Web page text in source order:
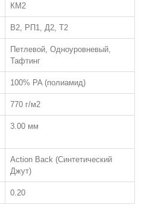
КМ3
КМ2
В2, РП1, Д2, Т2
Петлевой, Одноуровневый,
Тафтинг
100% PA (полиамид)
770 г/м2
3.00 мм
Action Back (Синтетический
Джут)
0.20